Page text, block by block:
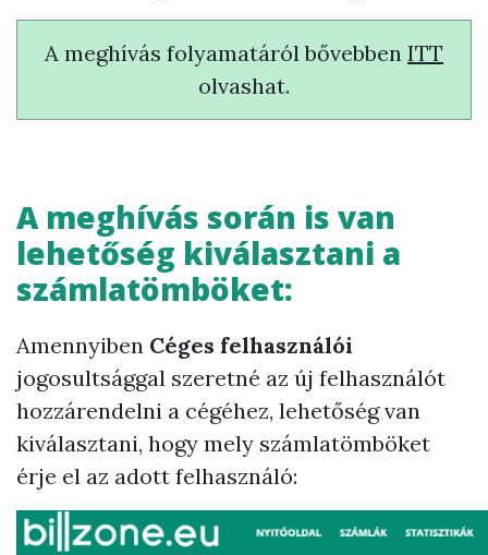
A meghívás folyamatáról bővebben ITT
olvashat.
A meghívás során is van
lehetőség kiválasztani a
számlatömböket:
Amennyiben Céges felhasználói
jogosultsággal szeretné az új felhasználót
hozzárendelni a cégéhez, lehetőség van
kiválasztani, hogy mely számlatömböket
érje el az adott felhasználó: